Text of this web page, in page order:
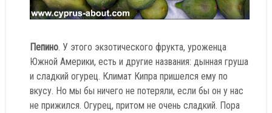
Пепино. У этого экзотического фрукта, уроженца
Южной Америки, есть и другие названия: дынная груша
и сладкий огурец. Климат Кипра пришелся ему по
вкусу. Но мы бы ничего не потеряли, если бы он у нас
не прижился. Огурец, притом не очень сладкий. Пора